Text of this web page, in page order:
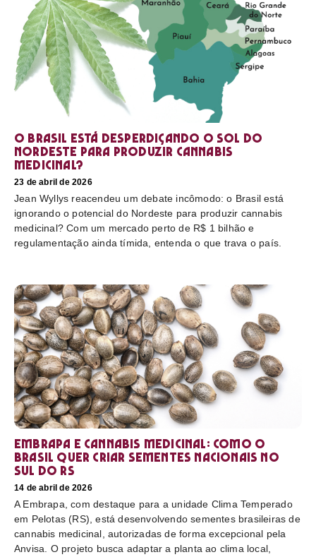
O Brasil está desperdiçando o sol do
nordeste para produzir cannabis
medicinal?
23 de abril de 2026
Jean Wyllys reacendeu um debate incômodo: o Brasil está
ignorando o potencial do Nordeste para produzir cannabis
medicinal? Com um mercado perto de R$ 1 bilhão e
regulamentação ainda tímida, entenda o que trava o país.
Embrapa e cannabis medicinal: como o
Brasil quer criar sementes nacionais no
sul do RS
14 de abril de 2026
A Embrapa, com destaque para a unidade Clima Temperado
em Pelotas (RS), está desenvolvendo sementes brasileiras de
cannabis medicinal, autorizadas de forma excepcional pela
Anvisa. O projeto busca adaptar a planta ao clima local,